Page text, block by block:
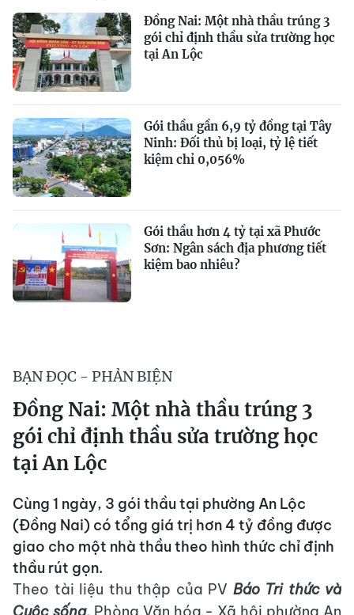
Đồng Nai: Một nhà thầu trúng 3
gói chỉ định thầu sửa trường học
tại An Lộc
Gói thầu gần 6,9 tỷ đồng tại Tây
Ninh: Đối thủ bị loại, tỷ lệ tiết
kiệm chỉ 0,056%
Gói thầu hơn 4 tỷ tại xã Phước
Sơn: Ngân sách địa phương tiết
kiệm bao nhiêu?
BẠN ĐỌC - PHẢN BIỆN
Đồng Nai: Một nhà thầu trúng 3
gói chỉ định thầu sửa trường học
tại An Lộc
Cùng 1 ngày, 3 gói thầu tại phường An Lộc
(Đồng Nai) có tổng giá trị hơn 4 tỷ đồng được
giao cho một nhà thầu theo hình thức chỉ định
thầu rút gọn.
Theo tài liệu thu thập của PV Báo Tri thức và